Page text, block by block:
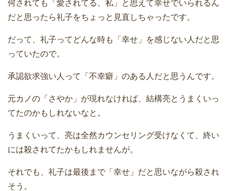
何されても「愛されてる、私」と思えて幸せでいられるん
だと思ったら礼子をちょっと見直しちゃったです。
だって、礼子ってどんな時も「幸せ」を感じない人だと思
っていたので。
承認欲求強い人って「不幸癖」のある人だと思うんです。
元カノの「さやか」が現れなければ、結構亮とうまくいっ
てたのかもしれないなと。
うまくいって、亮は全然カウンセリング受けなくて、終い
には殺されてたかもしれませんが。
それでも、礼子は最後まで「幸せ」だと思いながら殺され
そう。